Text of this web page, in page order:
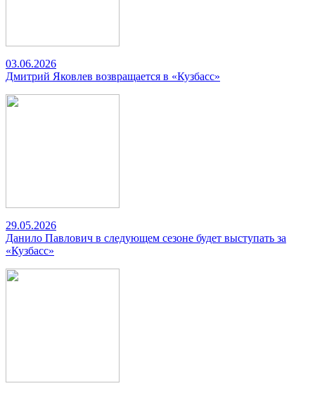
03.06.2026
Дмитрий Яковлев возвращается в «Кузбасс»
29.05.2026
Данило Павлович в следующем сезоне будет выступать за
«Кузбасс»